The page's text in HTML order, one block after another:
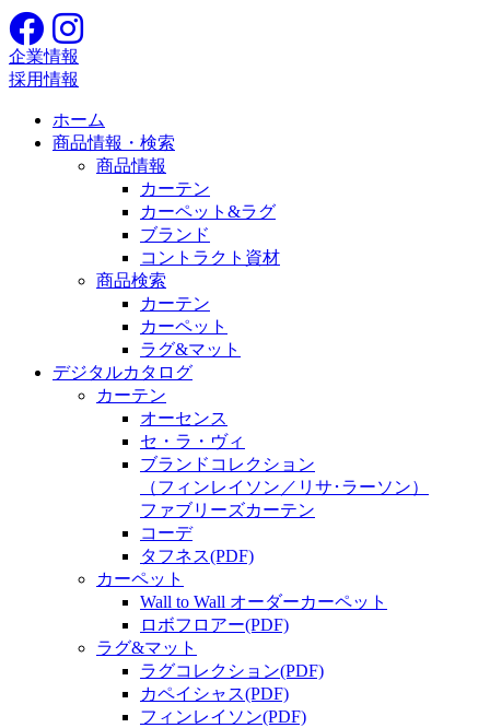
企業情報
採用情報
ホーム
商品情報・検索
商品情報
カーテン
カーペット&ラグ
ブランド
コントラクト資材
商品検索
カーテン
カーペット
ラグ&マット
デジタルカタログ
カーテン
オーセンス
セ・ラ・ヴィ
ブランドコレクション
（フィンレイソン／リサ･ラーソン）
ファブリーズカーテン
コーデ
タフネス(PDF)
カーペット
Wall to Wall オーダーカーペット
ロボフロアー(PDF)
ラグ&マット
ラグコレクション(PDF)
カペイシャス(PDF)
フィンレイソン(PDF)